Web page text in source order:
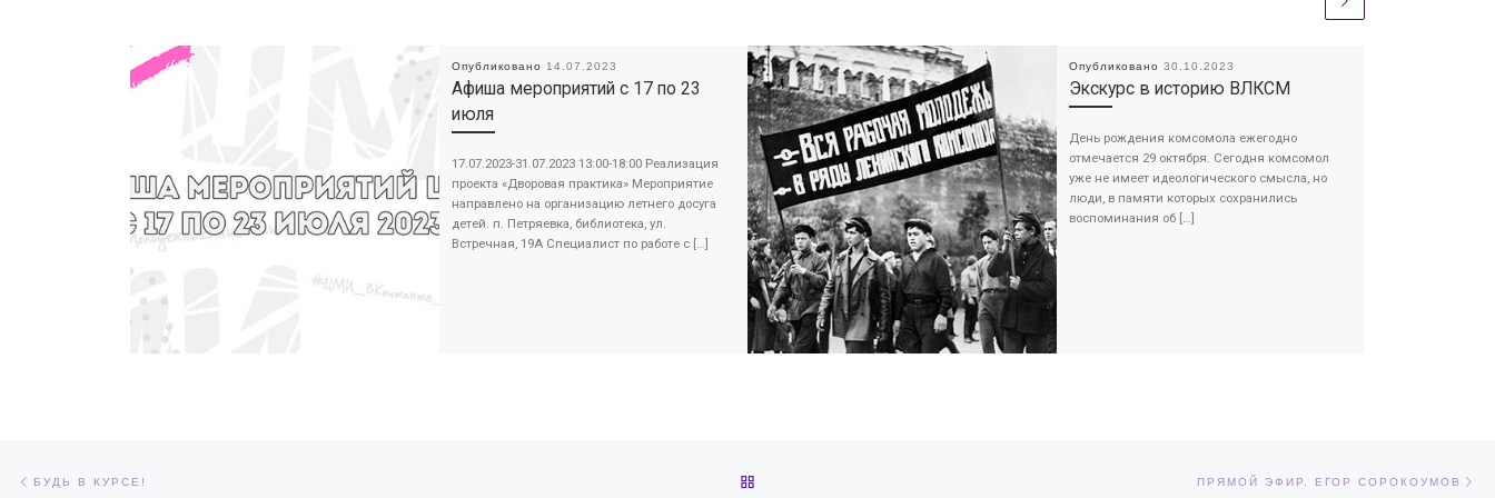
Опубликовано 14.07.2023
Афиша мероприятий с 17 по 23
июля
17.07.2023-31.07.2023 13:00-18:00 Реализация
проекта «Дворовая практика» Мероприятие
направлено на организацию летнего досуга
детей. п. Петряевка, библиотека, ул.
Встречная, 19А Специалист по работе с […]
Опубликовано 30.10.2023
Экскурс в историю ВЛКСМ
День рождения комсомола ежегодно
отмечается 29 октября. Сегодня комсомол
уже не имеет идеологического смысла, но
люди, в памяти которых сохранились
воспоминания об […]
Навигация по записям
БУДЬ В КУРСЕ! ПРЯМОЙ ЭФИР. ЕГОР СОРОКОУМОВ